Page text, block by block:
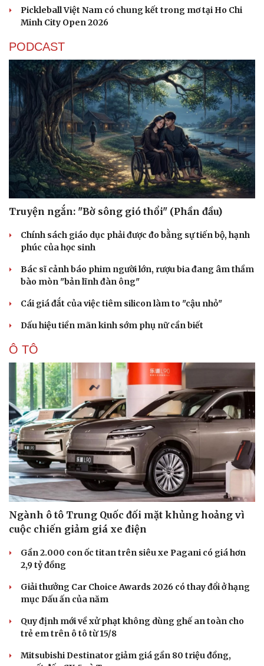
Pickleball Việt Nam có chung kết trong mơ tại Ho Chi
Minh City Open 2026
PODCAST
Truyện ngắn: "Bờ sông gió thổi" (Phần đầu)
Chính sách giáo dục phải được đo bằng sự tiến bộ, hạnh
phúc của học sinh
Bác sĩ cảnh báo phim người lớn, rượu bia đang âm thầm
bào mòn "bản lĩnh đàn ông"
Cái giá đắt của việc tiêm silicon làm to "cậu nhỏ"
Dấu hiệu tiền mãn kinh sớm phụ nữ cần biết
Ô TÔ
Ngành ô tô Trung Quốc đối mặt khủng hoảng vì
cuộc chiến giảm giá xe điện
Gần 2.000 con ốc titan trên siêu xe Pagani có giá hơn
2,9 tỷ đồng
Giải thưởng Car Choice Awards 2026 có thay đổi ở hạng
mục Dấu ấn của năm
Quy định mới về xử phạt không dùng ghế an toàn cho
trẻ em trên ô tô từ 15/8
Mitsubishi Destinator giảm giá gần 80 triệu đồng,